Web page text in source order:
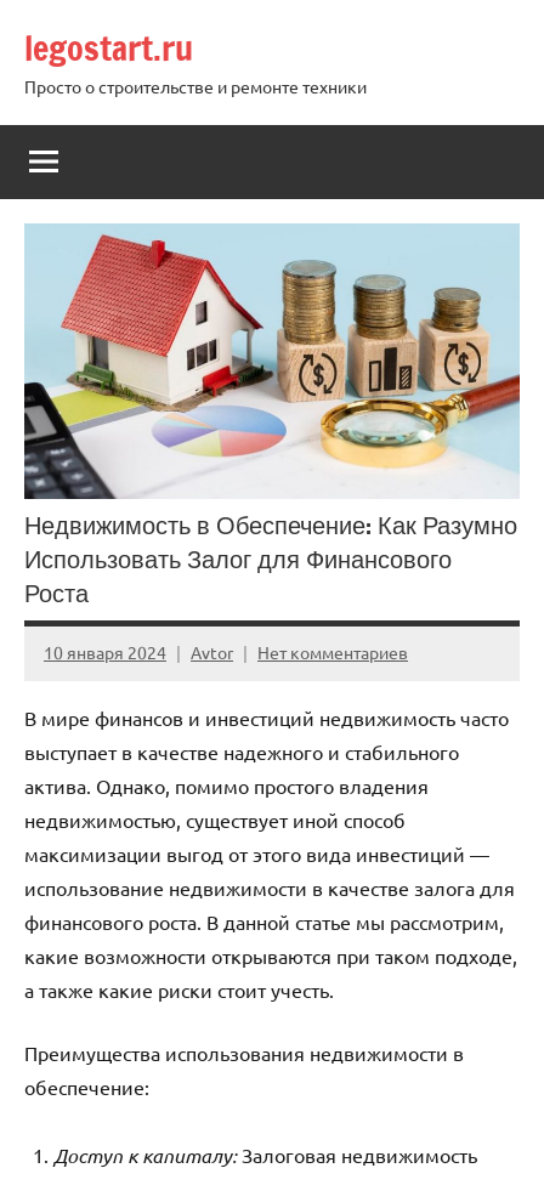
содержимому
legostart.ru
Просто о строительстве и ремонте техники
Недвижимость в Обеспечение: Как Разумно
Использовать Залог для Финансового
Роста
10 января 2024 Avtor Нет комментариев
В мире финансов и инвестиций недвижимость часто
выступает в качестве надежного и стабильного
актива. Однако, помимо простого владения
недвижимостью, существует иной способ
максимизации выгод от этого вида инвестиций —
использование недвижимости в качестве залога для
финансового роста. В данной статье мы рассмотрим,
какие возможности открываются при таком подходе,
а также какие риски стоит учесть.
Преимущества использования недвижимости в
обеспечение:
Доступ к капиталу:Залоговая недвижимость